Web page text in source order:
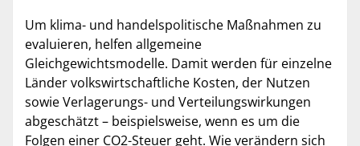
Um klima- und handelspolitische Maßnahmen zu
evaluieren, helfen allgemeine
Gleichgewichtsmodelle. Damit werden für einzelne
Länder volkswirtschaftliche Kosten, der Nutzen
sowie Verlagerungs- und Verteilungswirkungen
abgeschätzt – beispielsweise, wenn es um die
Folgen einer CO2-Steuer geht. Wie verändern sich